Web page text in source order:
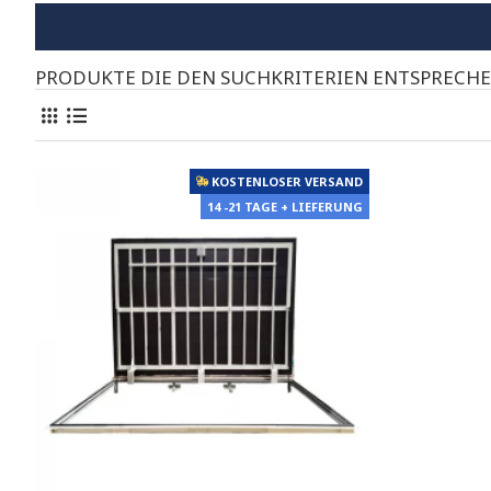
PRODUKTE DIE DEN SUCHKRITERIEN
KOSTENLOSER VERSAND
14 -21 TAGE + LIEFERUNG